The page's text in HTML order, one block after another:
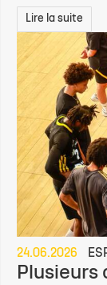
Lire la suite
24.06.2026
Plusieurs